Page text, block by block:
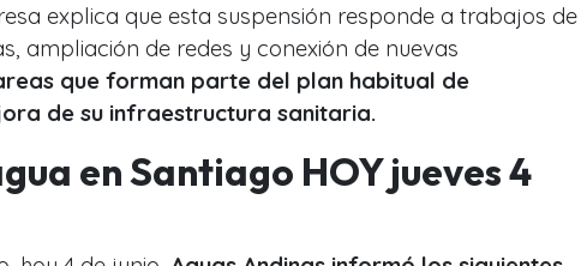
explica que esta suspensión responde a trabajos de
ampliación de redes y conexión de nuevas
que forman parte del plan habitual de
de su infraestructura sanitaria.
en Santiago HOY jueves 4